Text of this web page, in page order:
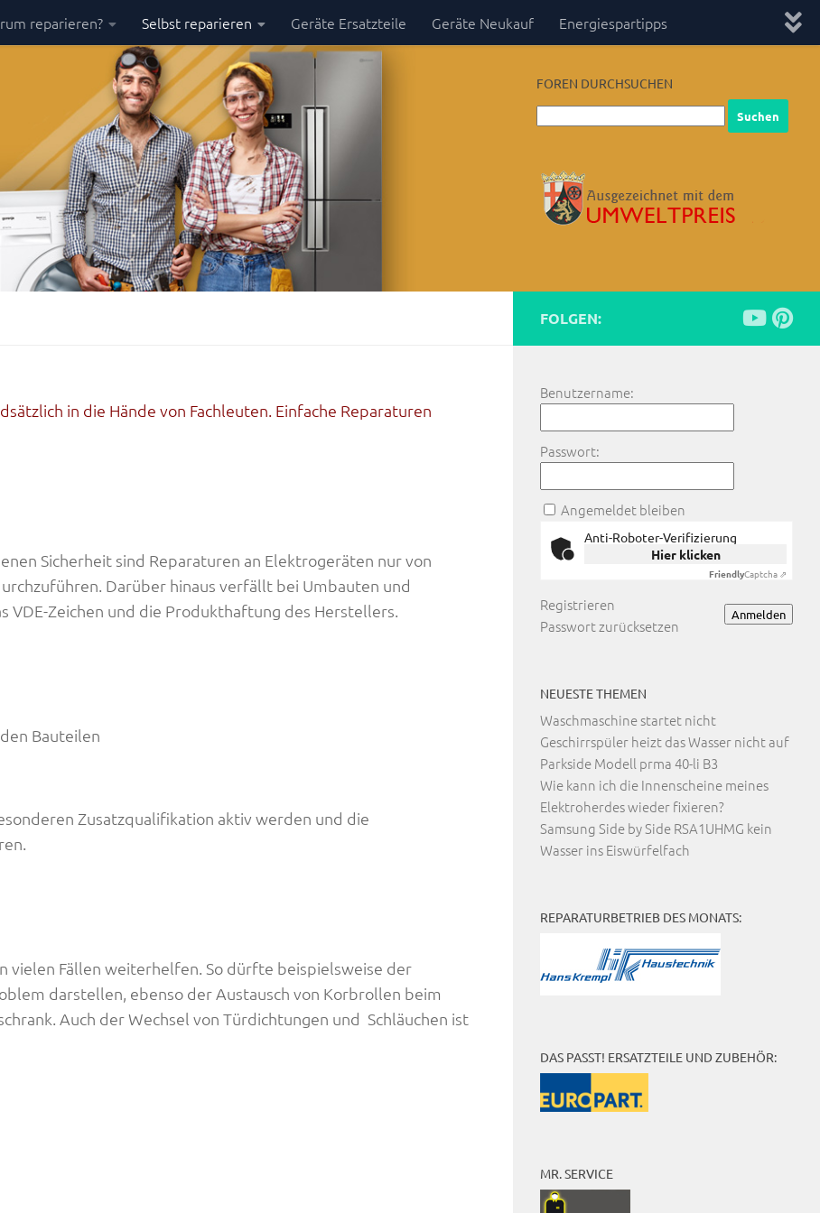
reparieren? Selbst reparieren Geräte Ersatzteile Geräte Neukauf Energiespartipps
FOREN DURCHSUCHEN
in die Hände von Fachleuten. Einfache Reparaturen
Sicherheit sind Reparaturen an Elektrogeräten nur von
Darüber hinaus verfällt bei Umbauten und
VDE-Zeichen und die Produkthaftung des Herstellers.
Bauteilen
Zusatzqualifikation aktiv werden und die
vielen Fällen weiterhelfen. So dürfte beispielsweise der
darstellen, ebenso der Austausch von Korbrollen beim
Auch der Wechsel von Türdichtungen und Schläuchen ist
FOLGEN:
Benutzername:
Passwort:
Angemeldet bleiben
Anti-Roboter-Verifizierung
Hier klicken
FriendlyCaptcha ⇗
Anmelden
Registrieren
Passwort zurücksetzen
NEUESTE THEMEN
Waschmaschine startet nicht
Geschirrspüler heizt das Wasser nicht auf
Parkside Modell prma 40-li B3
Wie kann ich die Innenscheine meines
Elektroherdes wieder fixieren?
Samsung Side by Side RSA1UHMG kein
Wasser ins Eiswürfelfach
REPARATURBETRIEB DES MONATS:
DAS PASST! ERSATZTEILE UND ZUBEHÖR:
MR. SERVICE